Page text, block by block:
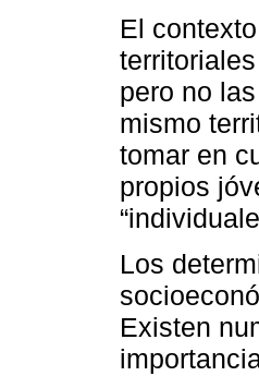
El
pero no
mismo
tomar en
propios
Los
Existen